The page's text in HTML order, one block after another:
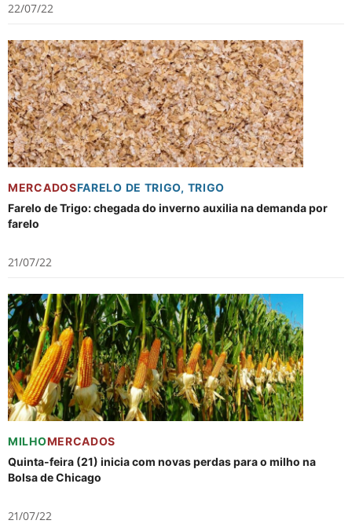
22/07/22
MERCADOSFARELO DE TRIGO, TRIGO
Farelo de Trigo: chegada do inverno auxilia na demanda por
farelo
21/07/22
MILHOMERCADOS
Quinta-feira (21) inicia com novas perdas para o milho na
Bolsa de Chicago
21/07/22